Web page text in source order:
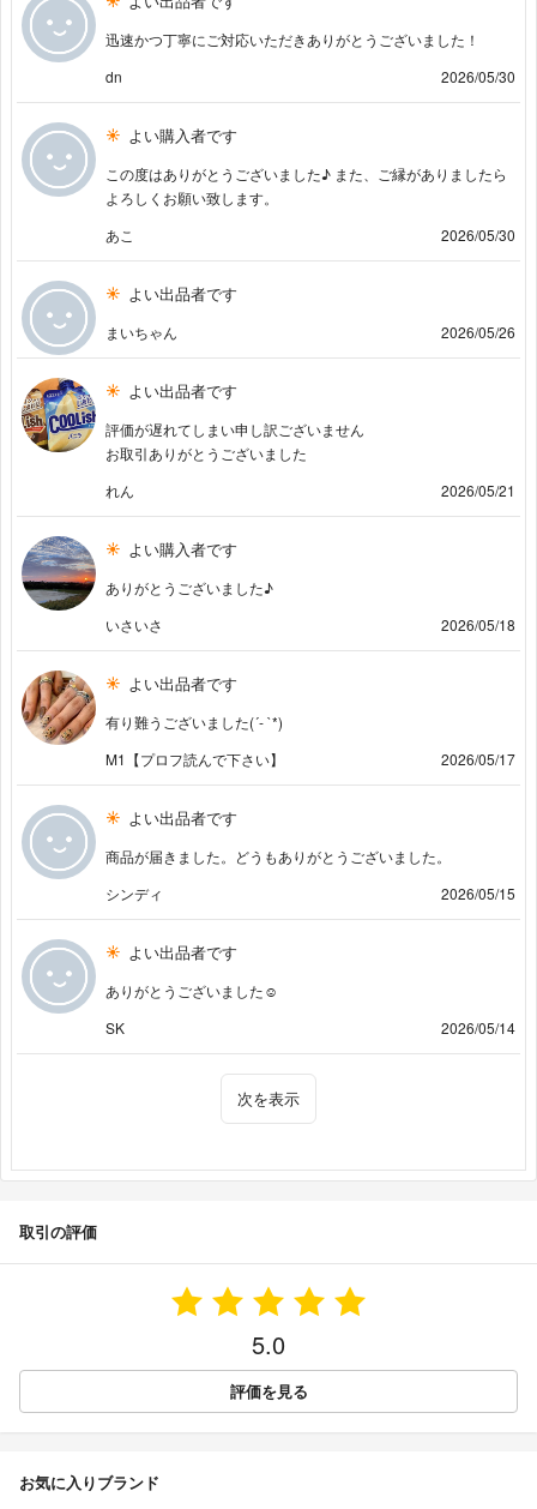
迅速かつ丁寧にご対応いただきありがとうございました！
dn
2026/05/30
よい購入者です
この度はありがとうございました♪ また、ご縁がありましたら
よろしくお願い致します。
あこ
2026/05/30
よい出品者です
まいちゃん 2026/05/26
よい出品者です
評価が遅れてしまい申し訳ございません
お取引ありがとうございました
れん
2026/05/21
よい購入者です
ありがとうございました♪
いさいさ
2026/05/18
よい出品者です
有り難うございました(´- `*)
M1【プロフ読んで下さい】
2026/05/17
よい出品者です
商品が届きました。どうもありがとうございました。
シンディ
2026/05/15
よい出品者です
ありがとうございました☺︎
SK
2026/05/14
次を表示
取引の評価
5.0
評価を見る
お気に入りブランド